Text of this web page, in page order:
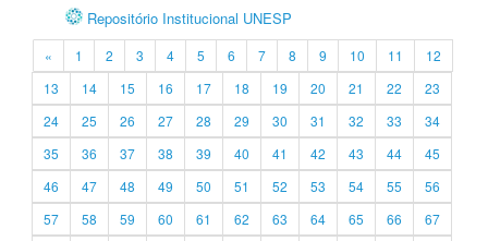
Repositório Institucional UNESP
« 1 2 3 4 5 6 7 8 9 10 11
12
13
14 15 16 17 18 19 20 21 22
23
24
25 26 27 28 29 30 31 32 33
34
35
36 37 38 39 40 41 42 43 44
45
46
47 48 49 50 51 52 53 54 55
56
57
58 59 60 61 62 63 64 65 66
67